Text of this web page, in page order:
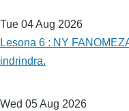
Tue 04 Aug 2026
Lesona 6 : NY
indrindra.
Wed 05 Aug 2026